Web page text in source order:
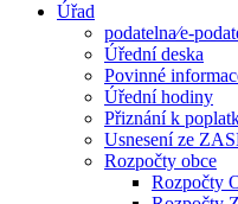
Úřad
podatelna⁄e-
Úřední deska
Povinné
Úřední hodiny
Přiznání k
Usnesení ze
Rozpočty obce
Rozpočty